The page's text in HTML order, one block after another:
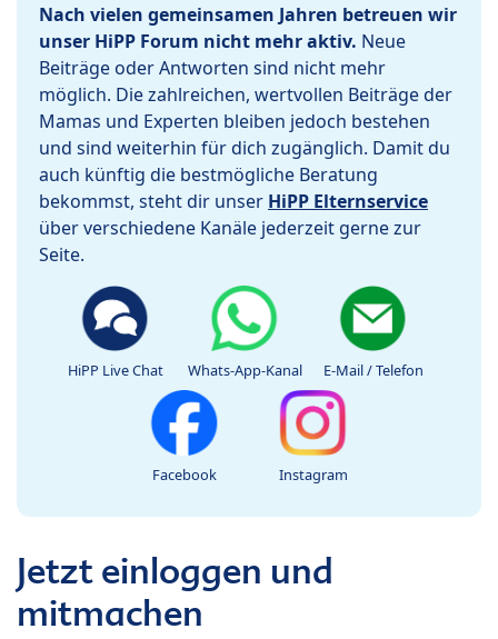
Nach vielen gemeinsamen Jahren betreuen wir
unser HiPP Forum nicht mehr aktiv. Neue
Beiträge oder Antworten sind nicht mehr
möglich. Die zahlreichen, wertvollen Beiträge der
Mamas und Experten bleiben jedoch bestehen
und sind weiterhin für dich zugänglich. Damit du
auch künftig die bestmögliche Beratung
bekommst, steht dir unser HiPP Elternservice
über verschiedene Kanäle jederzeit gerne zur
Seite.
HiPP Live Chat Whats-App-Kanal E-Mail / Telefon
Facebook Instagram
Jetzt einloggen und
mitmachen